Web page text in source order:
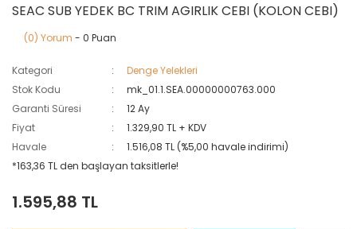
SEAC SUB YEDEK BC TRIM AGIRLIK CEBI (KOLON CEBI)
(0) Yorum - 0 Puan
Kategori
Denge Yelekleri
Stok Kodu
mk_01.1.SEA.00000000763.000
Garanti Süresi
12 Ay
Fiyat
1.329,90 TL + KDV
Havale
1.516,08 TL (%5,00 havale indirimi)
*163,36 TL den başlayan taksitlerle!
1.595,88 TL